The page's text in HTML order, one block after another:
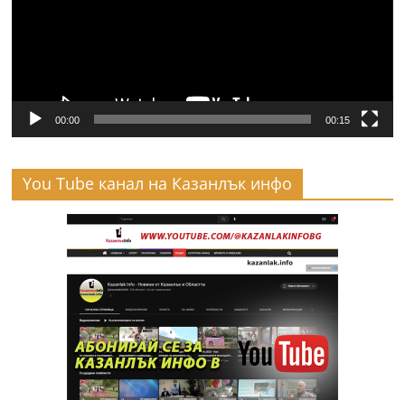
00:00 00:15
You Tube канал на Казанлък инфо